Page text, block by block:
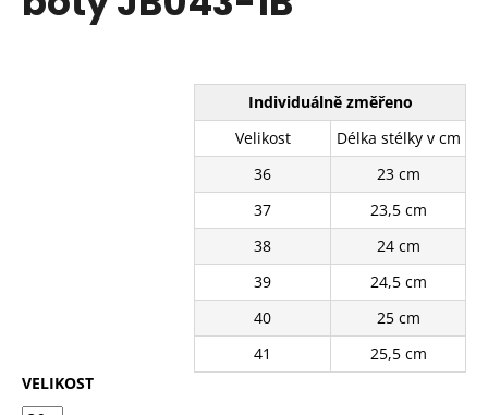
Individuálně změřeno
Velikost
Délka stélky v cm
36
23 cm
37
23,5 cm
38
24 cm
39
24,5 cm
40
25 cm
41
25,5 cm
VELIKOST